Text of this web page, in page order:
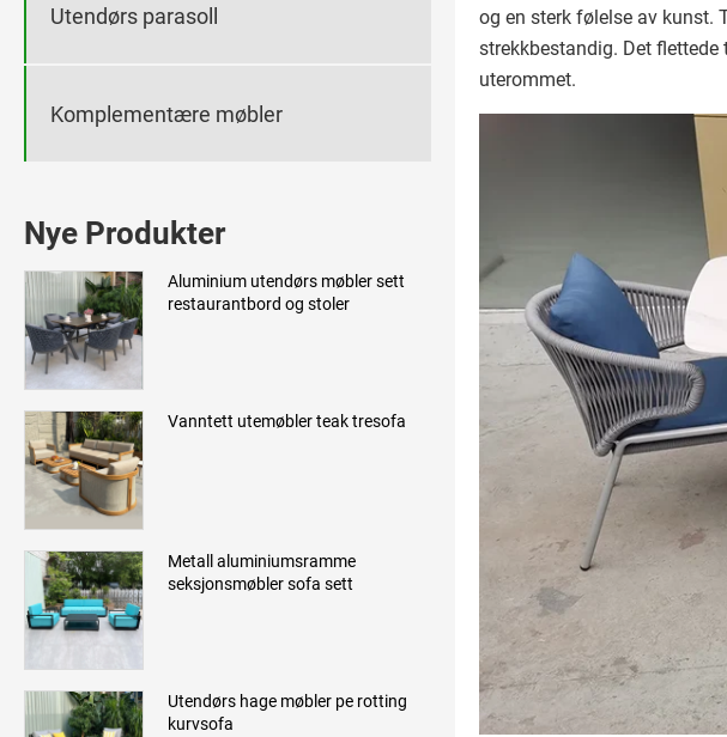
Utendørs parasoll
Komplementære møbler
Nye Produkter
Aluminium utendørs møbler sett
restaurantbord og stoler
Vanntett utemøbler teak tresofa
Metall aluminiumsramme
seksjonsmøbler sofa sett
Utendørs hage møbler pe rotting
kurvsofa
og en sterk følelse av kunst.
strekkbestandig. Det
uterommet.